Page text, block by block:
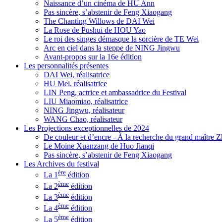
Naissance d’un cinéma de HU Ann
Pas sincère, s’abstenir de Feng Xiaogang
The Chanting Willows de DAI Wei
La Rose de Pushui de HOU Yao
Le roi des singes démasque la sorcière de TE Wei
Arc en ciel dans la steppe de NING Jingwu
Avant-propos sur la 16e édition
Les personnalités présentes
DAI Wei, réalisatrice
HU Mei, réalisatrice
LIN Peng, actrice et ambassadrice du Festival
LIU Miaomiao, réalisatrice
NING Jingwu, réalisateur
WANG Chao, réalisateur
Les Projections exceptionnelles de 2024
De couleur et d’encre - À la recherche du grand maître
Le Moine Xuanzang de Huo Jianqi
Pas sincère, s’abstenir de Feng Xiaogang
Les Archives du festival
La 1 ère édition
La 2ème édition
La 3ème édition
La 4ème édition
La 5ème édition